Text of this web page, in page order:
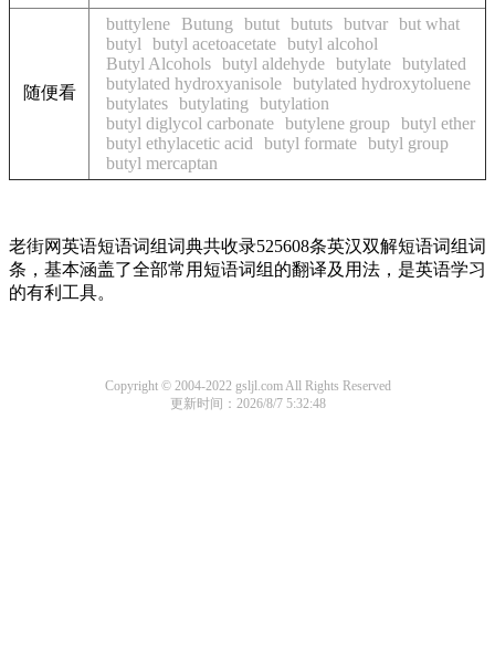
随便看
buttylene Butung butut bututs butvar but what
butyl
butyl acetoacetate butyl alcohol
Butyl Alcohols butyl aldehyde butylate butylated
butylated hydroxyanisole butylated hydroxytoluene
butylates butylating
butylation
butyl diglycol carbonate butylene group butyl ether
butyl ethylacetic acid
butyl formate butyl group
butyl mercaptan
老街网英语短语词组词典共收录525608条英汉双解短语词组词
条，基本涵盖了全部常用短语词组的翻译及用法，是英语学习
的有利工具。
Copyright © 2004-2022 gsljl.com All Rights Reserved
更新时间：2026/8/7 5:32:48